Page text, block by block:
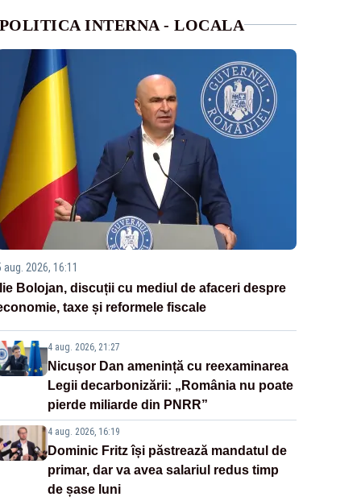
INTERNA - LOCALA
aug. 2026, 16:11
Bolojan, discuții cu mediul de afaceri despre
taxe și reformele fiscale
4 aug. 2026, 21:27
Nicușor Dan amenință cu reexaminarea
Legii decarbonizării: „România nu poate
pierde miliarde din PNRR”
4 aug. 2026, 16:19
Dominic Fritz își păstrează mandatul de
primar, dar va avea salariul redus timp
de șase luni